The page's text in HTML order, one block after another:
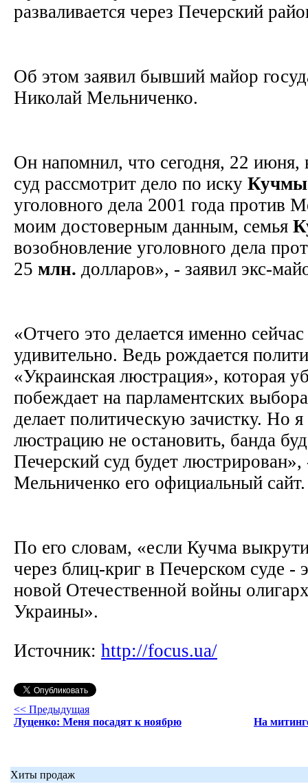
разваливается через Печерский
Об этом заявил бывший майор
Николай Мельниченко.
Он напомнил, что сегодня, 22 июня,
суд рассмотрит дело по иску Кучмы
уголовного дела 2001 года против
моим достоверным данным, семья
возобновление уголовного дела
25 млн. долларов», - заявил экс-
«Отчего это делается именно
удивительно. Ведь рождается
«Украинская люстрация», которая
побеждает на парламентских
делает политическую зачистку. Но
люстрацию не остановить, банда
Печерский суд будет люстрирован»,
Мельниченко его официальный
По его словам, «если Кучма
через блиц-криг в Печерском суде -
новой Отечественной войны
Украины».
Источник: http://focus.ua/
<< Предыдущая
Луценко: Меня посадят к ноябрю
На
Хиты продаж